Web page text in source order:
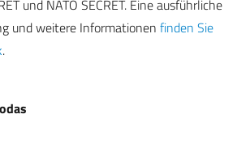
und NATO SECRET. Eine ausführliche
und weitere Informationen finden Sie
.